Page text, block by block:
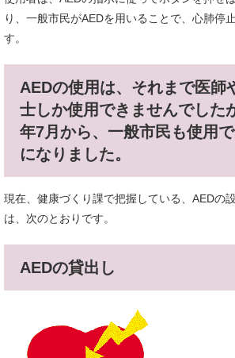
り、一般市民がAEDを用いることで、心肺停
す。
AEDの使用は、それまで医師
士しか使用できませんでした
年7月から、一般市民も使用
になりました。
現在、健康づくり課で把握している、AEDの
は、次のとおりです。
AEDの貸出し